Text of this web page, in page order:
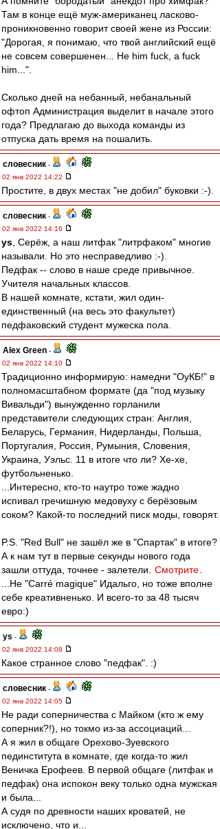
Там в конце ещё муж-американец ласково-
проникновенно говорит своей жене из России:
"Дорогая, я понимаю, что твой английский ещё
не совсем совершенен... Не him fuck, а fuck
him...".
Сколько дней на небанный, небанальный
офтоп Администрация выделит в начале этого
года? Предлагаю до выхода команды из
отпуска дать время на пошалить.
словесник -
02 янв 2022 14:22
Простите, в двух местах "не добил" буковки :-).
словесник -
02 янв 2022 14:16
ys , Серёж, а наш литфак "литрфаком" многие
называли. Но это несправедливо :-).
Педфак -- слово в наше среде привычное.
Учителя начальных классов.
В нашей комнате, кстати, жил один-
единственный (на весь это факультет)
педфаковский студент мужеска пола.
Alex Green -
02 янв 2022 14:10
Традиционно информирую: намедни "ОуКБ!" в
полномасштабном формате (да "под музыку
Вивальди") вынужденно горланили
представители следующих стран: Англия,
Беларусь, Германия, Нидерланды, Польша,
Португалия, Россия, Румыния, Словения,
Украина, Уэльс. 11 в итоге что ли? Хе-хе,
футбольненько.
...Интересно, кто-то наутро тоже жадно
испивал гречишную медовуху с берёзовым
соком? Какой-то последний писк моды, говорят.
P.S. "Red Bull" не зашёл же в "Спартак" в итоге?
А к нам тут в первые секунды нового года
зашли оттуда, точнее - залетели. Смотрите
...Не "Carré magique" Идальго, но тоже вполне
себе креативненько. И всего-то за 48 тысяч
евро:)
ys -
02 янв 2022 14:08
Какое странное слово "педфак". :)
словесник -
02 янв 2022 14:05
Не ради соперничества с Майком (кто ж ему
соперник?!), но токмо из-за ассоциаций...
А я жил в общаге Орехово-Зуевского
пединститута в комнате, где когда-то жил
Веничка Ерофеев. В первой общаге (литфак и
педфак) она испокон веку только одна мужская
и была...
А судя по древности наших кроватей, не
исключено, что и...